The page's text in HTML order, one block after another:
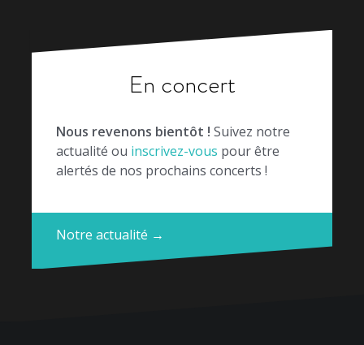
En concert
Nous revenons bientôt ! Suivez notre
actualité ou inscrivez-vous pour être
alertés de nos prochains concerts !
Notre actualité →